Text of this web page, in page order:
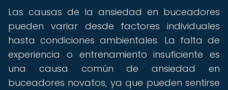
Las causas de la ansiedad en buceadores
pueden variar desde factores individuales
hasta condiciones ambientales. La falta de
experiencia o entrenamiento insuficiente es
una causa común de ansiedad en
buceadores novatos, ya que pueden sentirse